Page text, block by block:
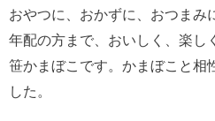
おやつに、おかずに、おつまみ
年配の方まで、おいしく、楽し
笹かまぼこです。かまぼこと相
した。